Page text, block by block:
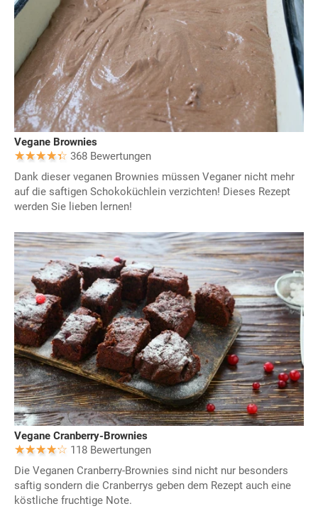
Vegane Brownies
368 Bewertungen
Dank dieser veganen Brownies müssen Veganer nicht mehr
auf die saftigen Schokoküchlein verzichten! Dieses Rezept
werden Sie lieben lernen!
Vegane Cranberry-Brownies
118 Bewertungen
Die Veganen Cranberry-Brownies sind nicht nur besonders
saftig sondern die Cranberrys geben dem Rezept auch eine
köstliche fruchtige Note.